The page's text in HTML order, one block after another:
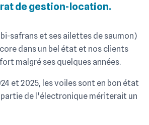
de gestion-location.
safrans et ses ailettes de saumon)
dans un bel état et nos clients
malgré ses quelques années.
et 2025, les voiles sont en bon état
de l’électronique mériterait un